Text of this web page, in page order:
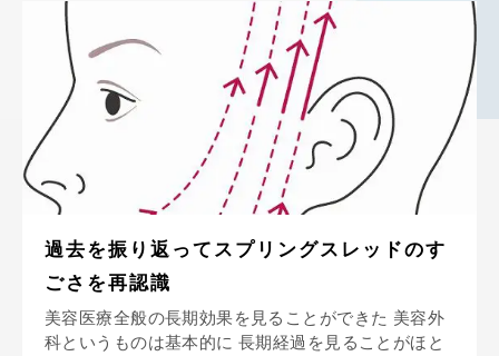
過去を振り返ってスプリングスレッドのす
ごさを再認識
美容医療全般の長期効果を見ることができた 美容外
科というものは基本的に 長期経過を見ることがほと